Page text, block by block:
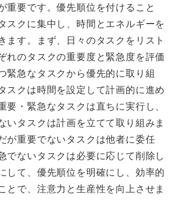
重要です。優先順位を付けること
スクに集中し、時間とエネルギーを
ます。まず、日々のタスクをリスト
れのタスクの重要度と緊急度を評価
緊急なタスクから優先的に取り組
スクは時間を設定して計画的に進め
要・緊急なタスクは直ちに実行し、
いタスクは計画を立てて取り組みま
が重要でないタスクは他者に委任
でないタスクは必要に応じて削除し
して、優先順位を明確にし、効率的
とで、注意力と生産性を向上させま